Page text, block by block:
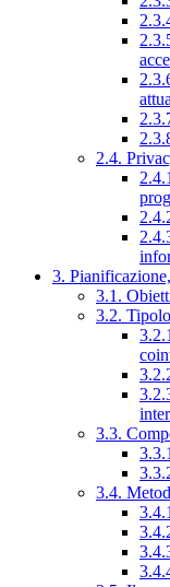
2.4.
3.
3.1.
3.2.
3.3.
3.4.